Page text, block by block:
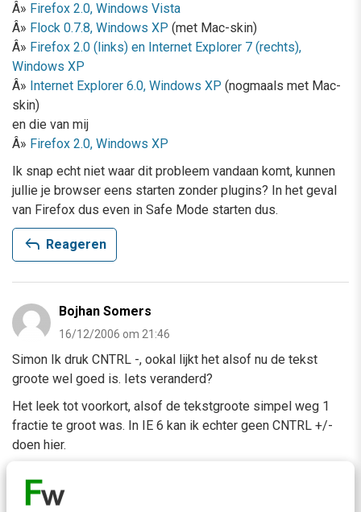
Â» Firefox 2.0, Windows Vista
Â» Flock 0.7.8, Windows XP (met Mac-skin)
Â» Firefox 2.0 (links) en Internet Explorer 7 (rechts),
Windows XP
Â» Internet Explorer 6.0, Windows XP (nogmaals met Mac-
skin)
en die van mij
Â» Firefox 2.0, Windows XP
Ik snap echt niet waar dit probleem vandaan komt, kunnen
jullie je browser eens starten zonder plugins? In het geval
van Firefox dus even in Safe Mode starten dus.
reply Reageren
Bojhan Somers
16/12/2006 om 21:46
Simon Ik druk CNTRL -, ookal lijkt het alsof nu de tekst
groote wel goed is. Iets veranderd?
Het leek tot voorkort, alsof de tekstgroote simpel weg 1
fractie te groot was. In IE 6 kan ik echter geen CNTRL +/-
doen hier.
reply